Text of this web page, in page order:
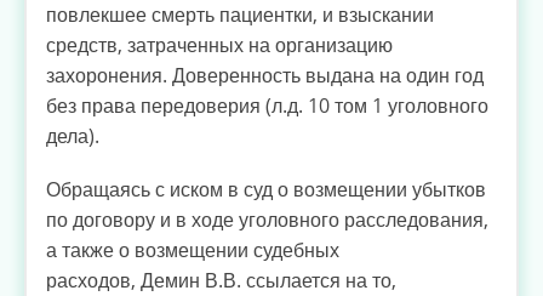
повлекшее смерть пациентки, и взыскании
средств, затраченных на организацию
захоронения. Доверенность выдана на один год
без права передоверия (л.д. 10 том 1 уголовного
дела).
Обращаясь с иском в суд о возмещении убытков
по договору и в ходе уголовного расследования,
а также о возмещении судебных
расходов, Демин В.В. ссылается на то,